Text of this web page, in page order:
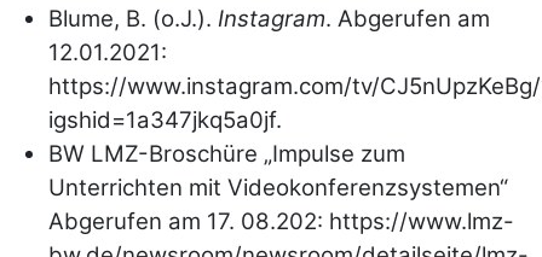
Blume, B. (o.J.). Instagram. Abgerufen am
12.01.2021:
https://www.instagram.com/tv/
igshid=1a347jkq5a0jf.
BW LMZ-Broschüre „Impulse zum
Unterrichten mit Videokonferenzsystemen“
Abgerufen am 17. 08.202: https://www.lmz-